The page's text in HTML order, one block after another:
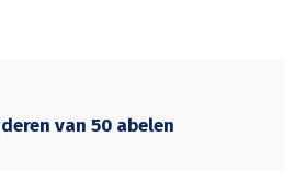
van 50 abelen